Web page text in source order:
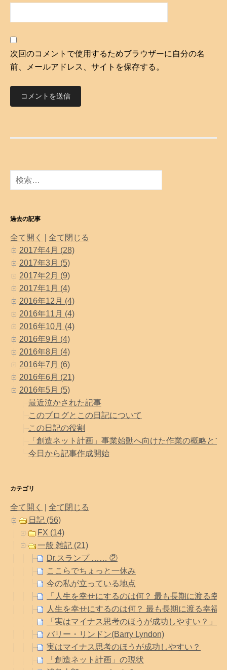
次回のコメントで使用するためブラウザーに自分の名
前、メールアドレス、サイトを保存する。
検
索
過去の記事
全て開く
全て閉じる
2017年4月 (28)
2017年3月 (5)
2017年2月 (9)
2017年1月 (4)
2016年12月 (4)
2016年11月 (4)
2016年10月 (4)
2016年9月 (4)
2016年8月 (4)
2016年7月 (6)
2016年6月 (21)
2016年5月 (5)
最近泣かされた記事
このブログとこの日記について
この日記の役割
「創造ネット計画」事業始動へ向けた作業の概略とフ
今日から記事作成開始
カテゴリ
全て開く
全て閉じる
日記 (56)
FX (14)
一般 雑記 (21)
Dr.スランプ …… ②
ここらでちょっと一休み
今の私が立っている地点
「人生を幸せにするのは何？ 最も長期に渡る幸
人生を幸せにするのは何？ 最も長期に渡る幸福
「実はマイナス思考のほうが成功しやすい？」
バリー・リンドン(Barry Lyndon)
実はマイナス思考のほうが成功しやすい？
「創造ネット計画」の現状